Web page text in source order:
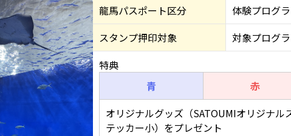
龍馬パスポート区分
体験プログ
スタンプ押印対象
対象プログ
特典
青
赤
オリジナルグッズ（SATOUMIオリジナル
テッカー小）をプレゼント